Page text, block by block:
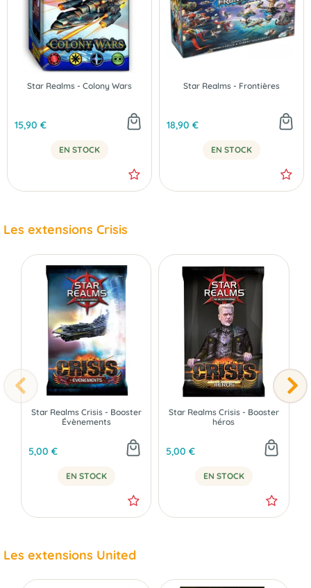
Star Realms - Colony Wars
15,90 €
EN STOCK
Star Realms - Frontières
18,90 €
EN STOCK
Les extensions Crisis
Star Realms Crisis - Booster
Évènements
5,00 €
EN STOCK
Star Realms Crisis - Booster
héros
5,00 €
EN STOCK
Les extensions United